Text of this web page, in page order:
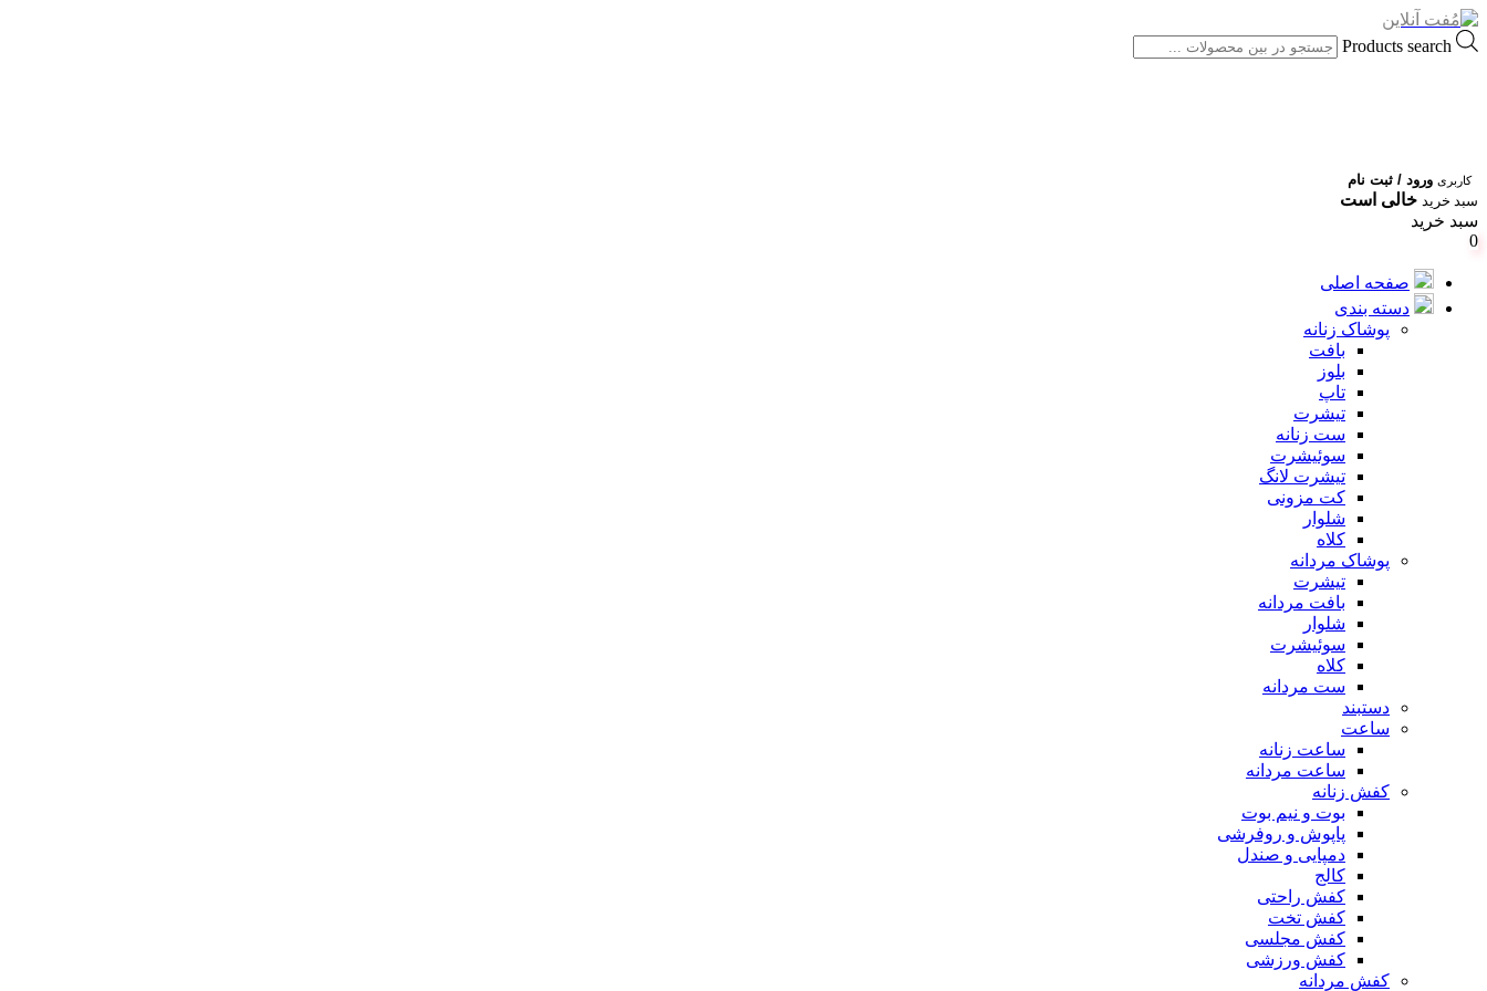
Products search
کاربری ورود / ثبت نام
سبد خرید خالی است
سبد خرید
0
صفحه اصلی
دسته بندی
پوشاک زنانه
بافت
بلوز
تاپ
تیشرت
ست زنانه
سوئیشرت
تیشرت لانگ
کت مزونی
شلوار
کلاه
پوشاک مردانه
تیشرت
بافت مردانه
شلوار
سوئیشرت
کلاه
ست مردانه
دستبند
ساعت
ساعت زنانه
ساعت مردانه
کفش زنانه
بوت و نیم بوت
پاپوش و روفرشی
دمپایی و صندل
کالج
کفش راحتی
کفش تخت
کفش مجلسی
کفش ورزشی
کفش مردانه